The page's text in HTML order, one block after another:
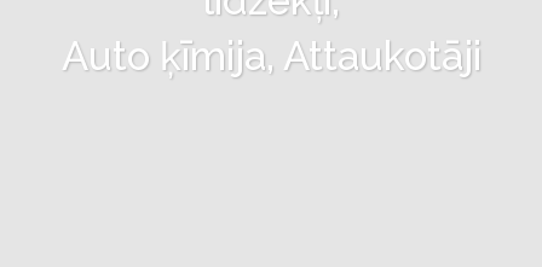
Auto ķīmija, Attaukotāji